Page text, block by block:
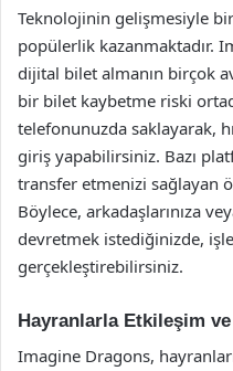
Teknolojinin gelişmesiyle
popülerlik kazanmaktadır.
dijital bilet almanın birçok
bir bilet kaybetme riski
telefonunuzda saklayarak,
giriş yapabilirsiniz. Bazı
transfer etmenizi sağlayan
Böylece, arkadaşlarınıza
devretmek istediğinizde,
gerçekleştirebilirsiniz.
Hayranlarla Etkileşim
Imagine Dragons,